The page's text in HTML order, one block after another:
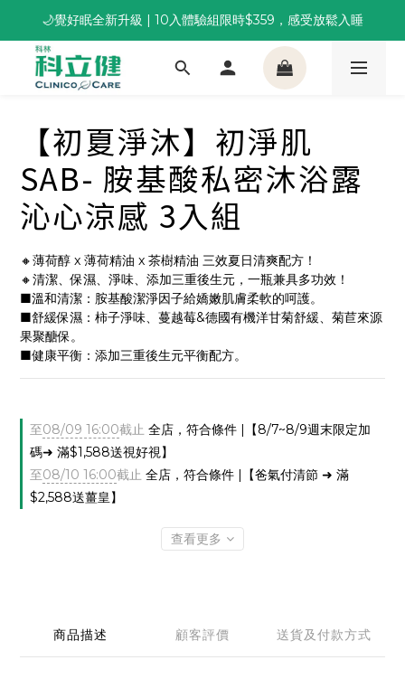
董事長推薦保養組合｜體驗價 $1,800 起，最高享 6 折
🌙覺好眠全新升級 | 10入體驗組限時$359，感受放鬆入睡
董事長推薦保養組合｜體驗價 $1,800 起，最高享 6 折
【初夏淨沐】初淨肌
SAB- 胺基酸私密沐浴露
沁心涼感 3入組
🔸薄荷醇 x 薄荷精油 x 茶樹精油 三效夏日清爽配方！
🔸清潔、保濕、淨味、添加三重後生元，一瓶兼具多功效！
■溫和清潔：胺基酸潔淨因子給嬌嫩肌膚柔軟的呵護。
■舒緩保濕：柿子淨味、蔓越莓&德國有機洋甘菊舒緩、菊苣來源
果聚醣保。
■健康平衡：添加三重後生元平衡配方。
至08/09 16:00截止 全店，符合條件 |【8/7~8/9週末限定加
碼➜ 滿$1,588送視好視】
至08/10 16:00截止 全店，符合條件 |【爸氣付清節 ➜ 滿
$2,588送薑皇】
查看更多
商品描述 顧客評價 送貨及付款方式